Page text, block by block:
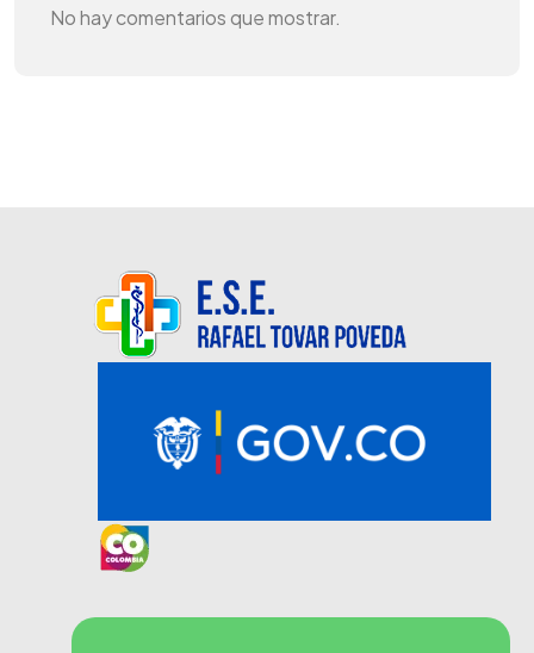
No hay comentarios que mostrar.